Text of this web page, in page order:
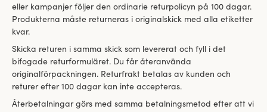
eller kampanjer följer den ordinarie returpolicyn på 100 dagar.
Produkterna måste returneras i originalskick med alla etiketter
kvar.
Skicka returen i samma skick som levererat och fyll i det
bifogade returformuläret. Du får återanvända
originalförpackningen. Returfrakt betalas av kunden och
returer efter 100 dagar kan inte accepteras.
Återbetalningar görs med samma betalningsmetod efter att vi